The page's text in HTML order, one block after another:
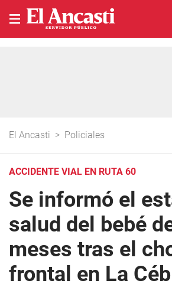
El Ancasti > Policiales
ACCIDENTE VIAL EN RUTA 60
Se informó el
salud del bebé
meses tras el
frontal en La